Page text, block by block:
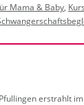
Mama & Baby,
er­strahlt